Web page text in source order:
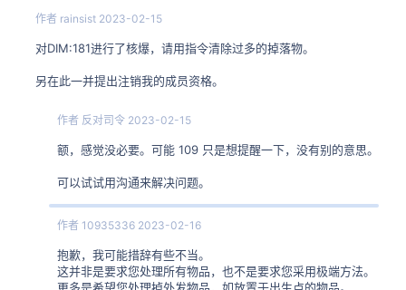
作者 rainsist 2023-02-15
对DIM:181进行了核爆，请用指令清除过多的掉落物。
另在此一并提出注销我的成员资格。
作者 反对司令 2023-02-15
额，感觉没必要。可能 109 只是想提醒一下，没有别的意思。
可以试试用沟通来解决问题。
作者 10935336 2023-02-16
抱歉，我可能措辞有些不当。
这并非是要求您处理所有物品，也不是要求您采用极端方法。